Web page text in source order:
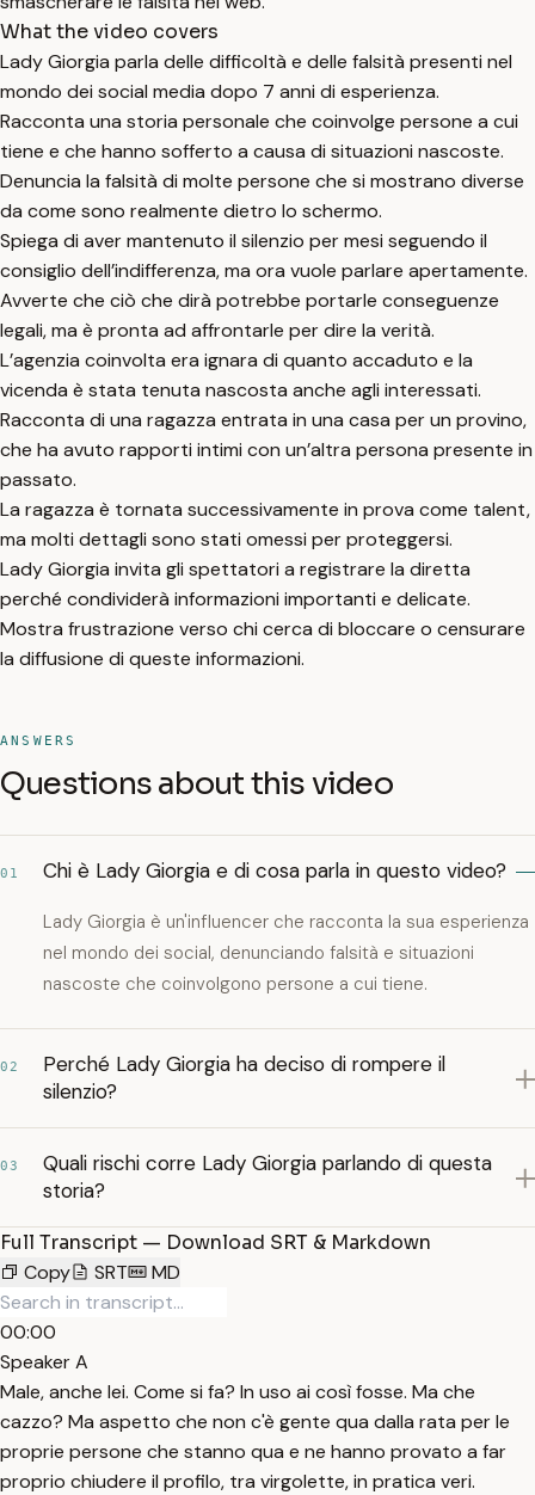
What the video covers
Lady Giorgia parla delle difficoltà e delle falsità presenti nel
mondo dei social media dopo 7 anni di esperienza.
Racconta una storia personale che coinvolge persone a cui
tiene e che hanno sofferto a causa di situazioni nascoste.
Denuncia la falsità di molte persone che si mostrano diverse
da come sono realmente dietro lo schermo.
Spiega di aver mantenuto il silenzio per mesi seguendo il
consiglio dell’indifferenza, ma ora vuole parlare apertamente.
Avverte che ciò che dirà potrebbe portarle conseguenze
legali, ma è pronta ad affrontarle per dire la verità.
L’agenzia coinvolta era ignara di quanto accaduto e la
vicenda è stata tenuta nascosta anche agli interessati.
Racconta di una ragazza entrata in una casa per un provino,
che ha avuto rapporti intimi con un’altra persona presente in
passato.
La ragazza è tornata successivamente in prova come talent,
ma molti dettagli sono stati omessi per proteggersi.
Lady Giorgia invita gli spettatori a registrare la diretta
perché condividerà informazioni importanti e delicate.
Mostra frustrazione verso chi cerca di bloccare o censurare
la diffusione di queste informazioni.
ANSWERS
Questions about this video
01 Chi è Lady Giorgia e di cosa parla in questo video?
Lady Giorgia è un'influencer che racconta la sua esperienza
nel mondo dei social, denunciando falsità e situazioni
nascoste che coinvolgono persone a cui tiene.
02
Perché Lady Giorgia ha deciso di rompere il
silenzio?
03
Quali rischi corre Lady Giorgia parlando di questa
storia?
Full Transcript — Download SRT & Markdown
Copy
SRT MD
00:00
Speaker A
Male, anche lei. Come si fa? In uso ai così fosse. Ma che
cazzo? Ma aspetto che non c'è gente qua dalla rata per le
proprie persone che stanno qua e ne hanno provato a far
proprio chiudere il profilo, tra virgolette, in pratica veri.